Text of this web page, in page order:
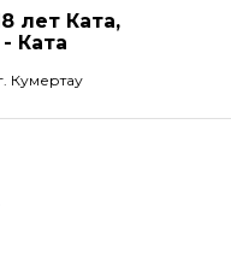
лет Ката,
Ката
Кумертау